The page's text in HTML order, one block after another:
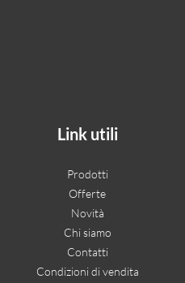
Link utili
Prodotti
Offerte
Novità
Chi siamo
Contatti
Condizioni di vendita